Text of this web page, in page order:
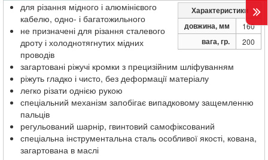
Характеристики
довжина, мм
160
вага, гр. 200
для різання мідного і алюмінієвого
кабелю, одно- і багатожильного
не призначені для різання сталевого
дроту і холоднотягнутих мідних
проводів
загартовані ріжучі кромки з прецизійним шліфуванням
ріжуть гладко і чисто, без деформації матеріалу
легко різати однією рукою
спеціальний механізм запобігає випадковому защемленню
пальців
регульований шарнір, гвинтовий самофіксований
спеціальна інструментальна сталь особливої якості, кована,
загартована в маслі